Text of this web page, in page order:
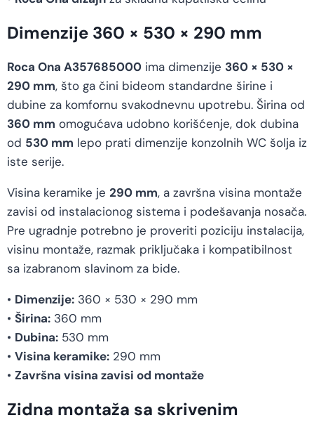
Dimenzije 360 × 530 × 290 mm
Roca Ona A357685000 ima dimenzije 360 × 530 ×
290 mm, što ga čini bideom standardne širine i
dubine za komfornu svakodnevnu upotrebu. Širina od
360 mm omogućava udobno korišćenje, dok dubina
od 530 mm lepo prati dimenzije konzolnih WC šolja iz
iste serije.
Visina keramike je 290 mm, a završna visina montaže
zavisi od instalacionog sistema i podešavanja nosača.
Pre ugradnje potrebno je proveriti poziciju instalacija,
visinu montaže, razmak priključaka i kompatibilnost
sa izabranom slavinom za bide.
• Dimenzije: 360 × 530 × 290 mm
• Širina: 360 mm
• Dubina: 530 mm
• Visina keramike: 290 mm
• Završna visina zavisi od montaže
Zidna montaža sa skrivenim